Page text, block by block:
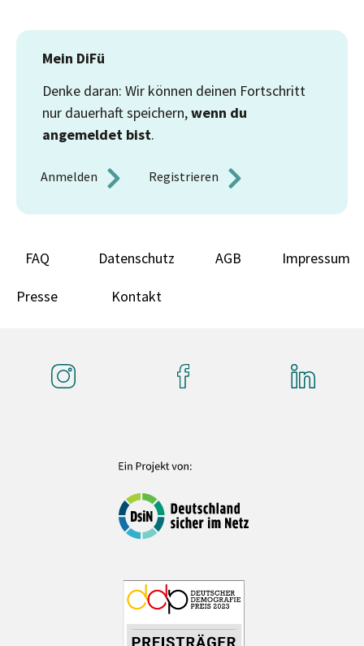
Mein DiFü
Denke daran: Wir können deinen Fortschritt
nur dauerhaft speichern,wenn du
angemeldet bist.
Anmelden Registrieren
FAQ Datenschutz AGB Impressum
Presse Kontakt